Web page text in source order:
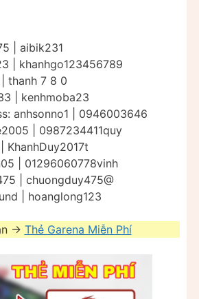
| aibik231
| khanhgo123456789
thanh 7 8 0
| kenhmoba23
anhsonno1 | 0946003646
| 0987234411quy
KhanhDuy2017t
| 01296060778vinh
| chuongduy475@
| hoanglong123
-> Thẻ Garena Miễn Phí